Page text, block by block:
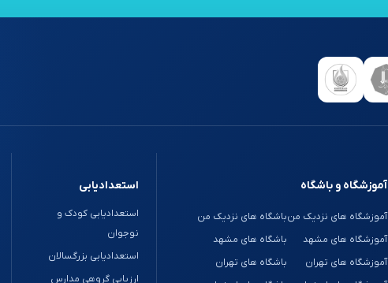
آموزشگاه و باشگاه
آموزشگاه های نزدیک من
آموزشگاه های مشهد
آموزشگاه های تهران
باشگاه های نزدیک من
باشگاه های مشهد
باشگاه های تهران
استعدادیابی
استعدادیابی کودک و
نوجوان
استعدادیابی بزرگسالان
ارزیابی گروهی مدارس